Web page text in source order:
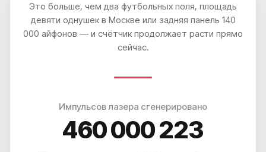
Это больше, чем два футбольных поля, площадь
девяти однушек в Москве или задняя панель 140
000 айфонов — и счётчик продолжает расти прямо
сейчас.
Импульсов лазера сгенерировано
460 000 228